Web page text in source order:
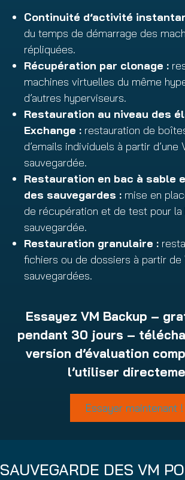
Continuité d’activité
du temps de démarrage des
répliquées.
Récupération par clonage :
machines virtuelles du même
d’autres hyperviseurs.
Restauration au niveau des
Exchange : restauration de
d’emails individuels à partir d’une
sauvegardée.
Restauration en bac à sable
des sauvegardes : mise en
de récupération et de test pour la
sauvegardée.
Restauration granulaire :
fichiers ou de dossiers à partir de
sauvegardées.
Essayez VM Backup –
pendant 30 jours –
version d’évaluation
l’utiliser
Essayer maintenant !
SAUVEGARDE DES VM